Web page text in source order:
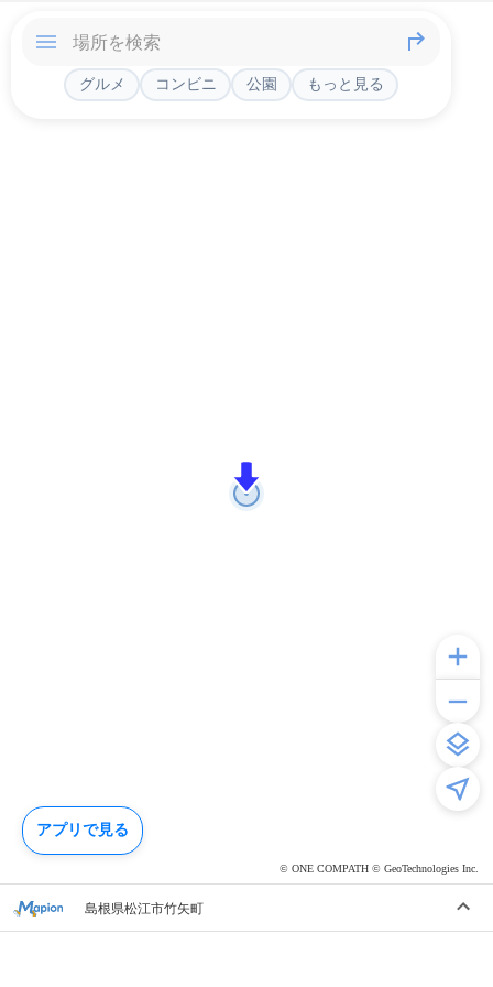
© ONE COMPATH © GeoTechnologies Inc.
グルメ コンビニ 公園 もっと見る
島根県松江市竹矢町
アプリで見る